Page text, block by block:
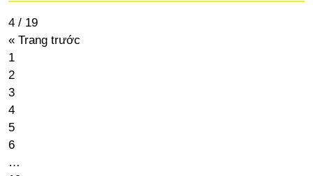
4 / 19
« Trang trước
1
2
3
4
5
6
…